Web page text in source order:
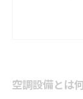
工事の秘
空調設備とは